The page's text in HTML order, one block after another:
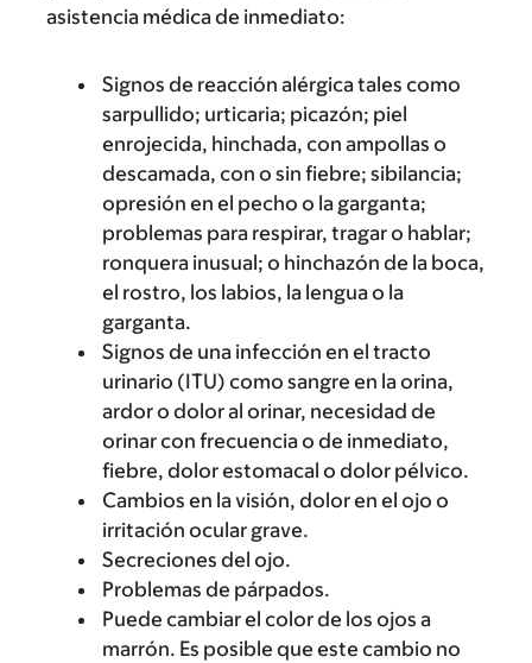
asistencia médica de inmediato:
Signos de reacción alérgica tales como
sarpullido; urticaria; picazón; piel
enrojecida, hinchada, con ampollas o
descamada, con o sin fiebre; sibilancia;
opresión en el pecho o la garganta;
problemas para respirar, tragar o hablar;
ronquera inusual; o hinchazón de la boca,
el rostro, los labios, la lengua o la
garganta.
Signos de una infección en el tracto
urinario (ITU) como sangre en la orina,
ardor o dolor al orinar, necesidad de
orinar con frecuencia o de inmediato,
fiebre, dolor estomacal o dolor pélvico.
Cambios en la visión, dolor en el ojo o
irritación ocular grave.
Secreciones del ojo.
Problemas de párpados.
Puede cambiar el color de los ojos a
marrón. Es posible que este cambio no